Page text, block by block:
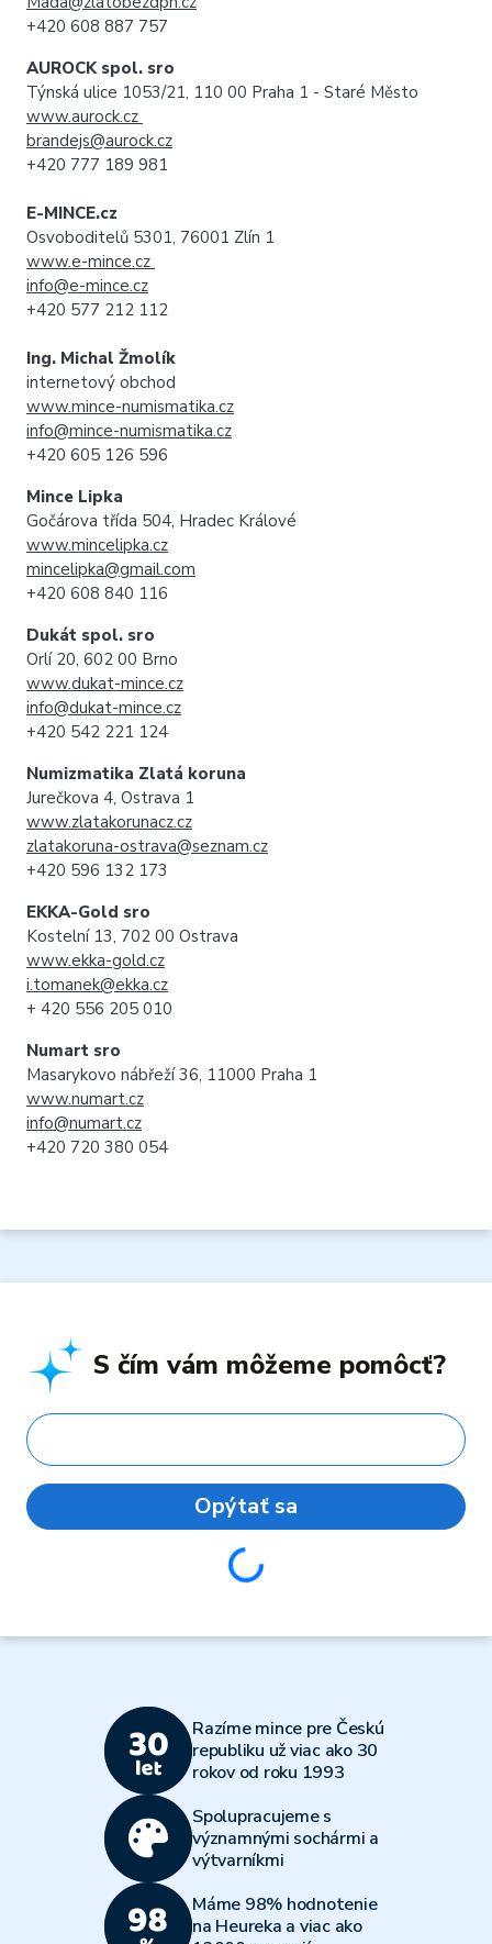
+420 608 887 757
AUROCK spol. sro
Týnská ulice 1053/21, 110 00 Praha 1 - Staré Město
www.aurock.cz
brandejs@aurock.cz
+420 777 189 981
E-MINCE.cz
Osvoboditelů 5301, 76001 Zlín 1
www.e-mince.cz
info@e-mince.cz
+420 577 212 112
Ing. Michal Žmolík
internetový obchod
www.mince-numismatika.cz
info@mince-numismatika.cz
+420 605 126 596
Mince Lipka
Gočárova třída 504, Hradec Králové
www.mincelipka.cz
mincelipka@gmail.com
+420 608 840 116
Dukát spol. sro
Orlí 20, 602 00 Brno
www.dukat-mince.cz
info@dukat-mince.cz
+420 542 221 124
Numizmatika Zlatá koruna
Jurečkova 4, Ostrava 1
www.zlatakorunacz.cz
zlatakoruna-ostrava@seznam.cz
+420 596 132 173
EKKA-Gold sro
Kostelní 13, 702 00 Ostrava
www.ekka-gold.cz
i.tomanek@ekka.cz
+ 420 556 205 010
Numart sro
Masarykovo nábřeží 36, 11000 Praha 1
www.numart.cz
info@numart.cz
+420 720 380 054
S čím vám môžeme pomôcť?
Opýtať sa
Loading...
Razíme mince pre Českú
republiku už viac ako 30
rokov od roku 1993
Spolupracujeme s
významnými sochármi a
výtvarníkmi
Máme 98% hodnotenie
na Heureka a viac ako